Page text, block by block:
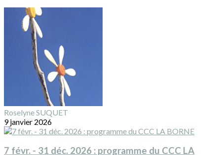
Roselyne SUQUET
9 janvier 2026
7 févr. - 31 déc. 2026 : programme du CCC LA